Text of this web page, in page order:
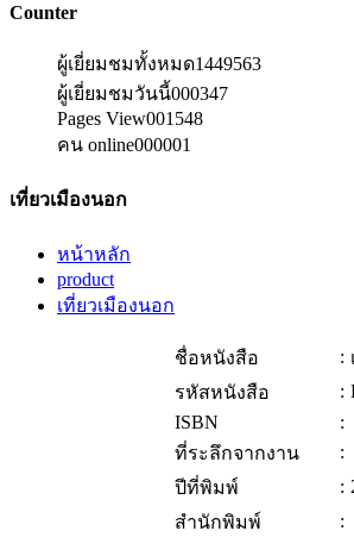
Counter
ผู้เยี่ยมชมทั้งหมด1449563
ผู้เยี่ยมชมวันนี้000347
Pages View001548
คน online000001
เที่ยวเมืองนอก
หน้าหลัก
product
เที่ยวเมืองนอก
ชื่อหนังสือ :
รหัสหนังสือ
:
ISBN
:
ที่ระลึกจากงาน
:
ปีที่พิมพ์
:
สำนักพิมพ์
: